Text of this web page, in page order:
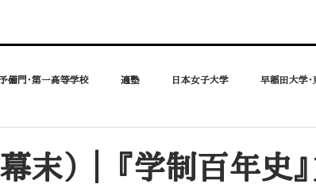
備門・第一高等学校 適塾 日本女子大学 早稲田大学
末） ｜ ​『学制百年史